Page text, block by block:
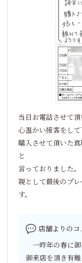
当日お電話させて
心温かい接客をして
購入させて頂いた
と
言っておりました。
親として最後のプ
す。
店舗よりのコ
一昨年の春に御
御来店を頂き有難